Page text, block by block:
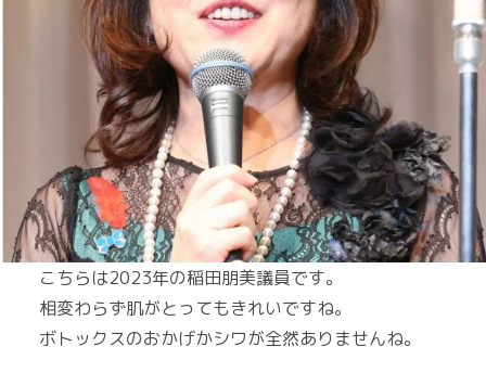
こちらは2023年の稲田朋美議員です。
相変わらず肌がとってもきれいですね。
ボトックスのおかげかシワが全然ありませんね。